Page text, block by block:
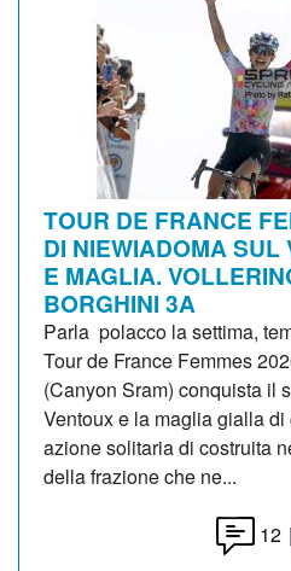
TOUR DE FRANCE
DI NIEWIADOMA SUL
E MAGLIA.
BORGHINI 3A
Parla polacco la settima,
Tour de France Femmes
(Canyon Sram) conquista il
Ventoux e la maglia gialla
azione solitaria di costruita
della frazione che ne...
12 |